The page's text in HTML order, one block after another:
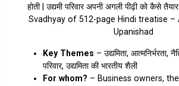
होती | उद्यमी परिवार अपनी अगली पीढ़ी को कैसे
Svadhyay of 512-page Hindi treatise –
Upanishad
Key Themes – उद्यमिता, आत्मनिर्भरता,
परिवार, उद्यमिता की भारतीय शैली
For whom? – Business owners,